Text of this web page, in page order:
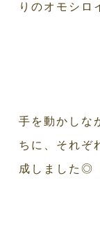
りのオモシロ
手を動かしな
ちに、それぞ
成しました◎